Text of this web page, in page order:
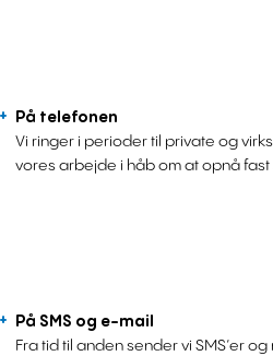
På telefonen
Vi ringer i perioder til private og
vores arbejde i håb om at opnå fast
På SMS og e-mail
Fra tid til anden sender vi SMS’er